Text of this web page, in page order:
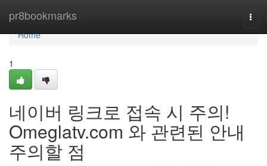
pr8bookmarks
Home
Home
1
네이버 링크로 접속 시 주의!
Omeglatv.com 와 관련된 안내
주의할 점